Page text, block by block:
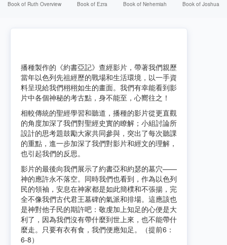
Book of Ruth Overview Book of Ezra Book of Nehemiah Book of Joshua
播種製作的《約書亞記》查經影片，帶著我們親歷
當年以色列先祖經歷的戰場和生活環境，以一手資
料呈現給我們栩栩如生的畫面。我們有幸能看到影
片中各個神秘的考古點，身不能至，心嚮往之！
相較傳統的聖經學習和聽道，播種的影片從更直觀
的角度加深了我們對聖經史實的瞭解；小組討論所
設計的思考題鼓勵大家共同參與，突出了每次聽課
的重點，進一步加深了我們對影片和經文的理解，
也引起我們的反思。
影片的最後向我們展示了約書亞和約瑟的墓穴——
神的應許永不落空。同時我們也看到，作為以色列
民的領袖，安息在神家都是如此簡樸和不張揚，完
全不像我們古代君王墓碑的氣派和排場。這應該也
是神對他子民的期許吧：敬虔加上知足的心便是大
利了，因為我們沒有帶什麼到世上來，也不能帶什
麼走。只要有衣有食，我們便應知足。（提前6：
6-8）